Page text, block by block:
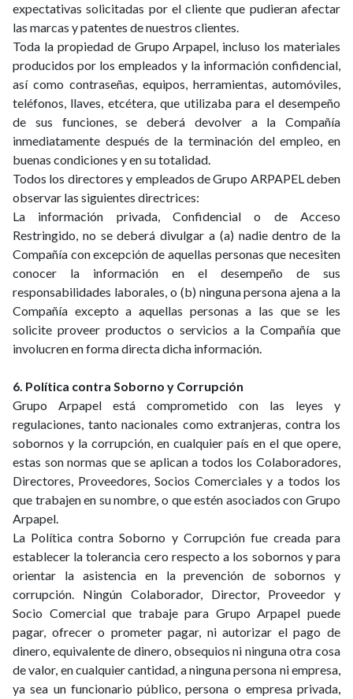
expectativas solicitadas por el cliente que pudieran afectar
las marcas y patentes de nuestros clientes.
Toda la propiedad de Grupo Arpapel, incluso los materiales
producidos por los empleados y la información confidencial,
así como contraseñas, equipos, herramientas, automóviles,
teléfonos, llaves, etcétera, que utilizaba para el desempeño
de sus funciones, se deberá devolver a la Compañía
inmediatamente después de la terminación del empleo, en
buenas condiciones y en su totalidad.
Todos los directores y empleados de Grupo ARPAPEL deben
observar las siguientes directrices:
La información privada, Confidencial o de Acceso
Restringido, no se deberá divulgar a (a) nadie dentro de la
Compañía con excepción de aquellas personas que necesiten
conocer la información en el desempeño de sus
responsabilidades laborales, o (b) ninguna persona ajena a la
Compañía excepto a aquellas personas a las que se les
solicite proveer productos o servicios a la Compañía que
involucren en forma directa dicha información.
6. Política contra Soborno y Corrupción
Grupo Arpapel está comprometido con las leyes y
regulaciones, tanto nacionales como extranjeras, contra los
sobornos y la corrupción, en cualquier país en el que opere,
estas son normas que se aplican a todos los Colaboradores,
Directores, Proveedores, Socios Comerciales y a todos los
que trabajen en su nombre, o que estén asociados con Grupo
Arpapel.
La Política contra Soborno y Corrupción fue creada para
establecer la tolerancia cero respecto a los sobornos y para
orientar la asistencia en la prevención de sobornos y
corrupción. Ningún Colaborador, Director, Proveedor y
Socio Comercial que trabaje para Grupo Arpapel puede
pagar, ofrecer o prometer pagar, ni autorizar el pago de
dinero, equivalente de dinero, obsequios ni ninguna otra cosa
de valor, en cualquier cantidad, a ninguna persona ni empresa,
ya sea un funcionario público, persona o empresa privada,